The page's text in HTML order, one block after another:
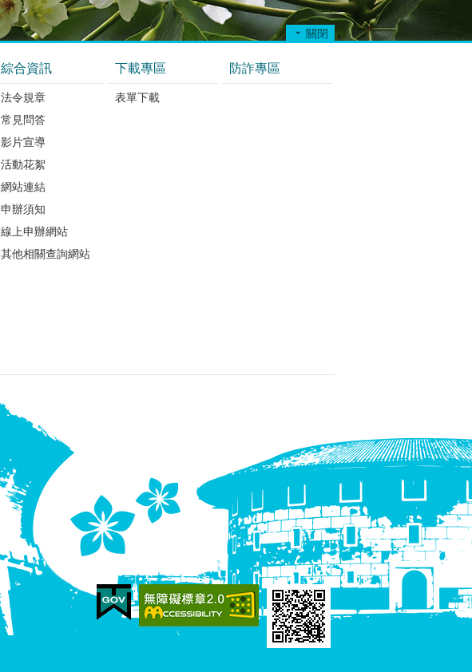
關閉
綜合資訊
法令規章
常見問答
影片宣導
活動花絮
網站連結
申辦須知
線上申辦網站
其他相關查詢網站
下載專區
表單下載
防詐專區